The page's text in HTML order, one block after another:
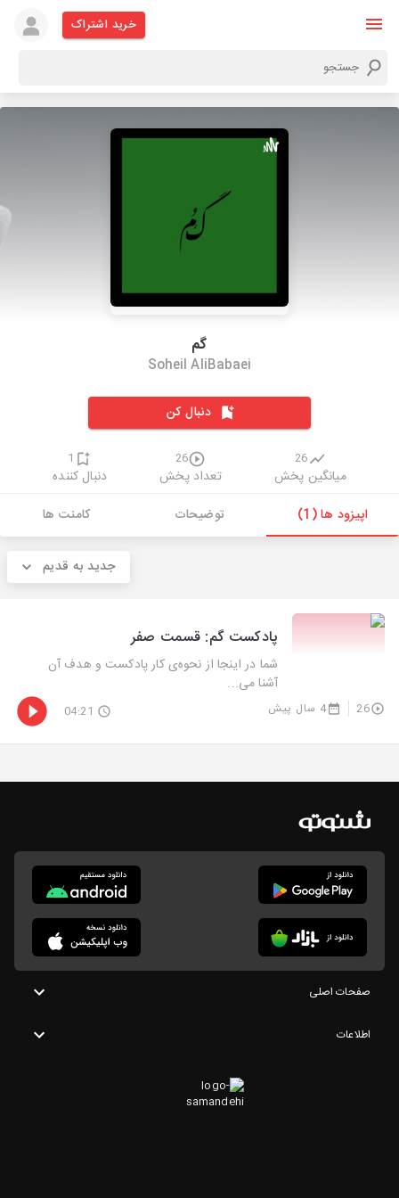
خرید اشتراک
گم
Soheil AliBabaei
دنبال کن
26
میانگین پخش
26
تعداد پخش
1
دنبال کننده
اپیزود ها (1)
توضیحات کامنت ها
جدید به قدیم
پادکست گم: قسمت صفر
شما در اینجا از نحوه‌ی کار پادکست و هدف آن
آشنا می...
26 4 سال پیش 04:21
صفحات اصلی
اطلاعات